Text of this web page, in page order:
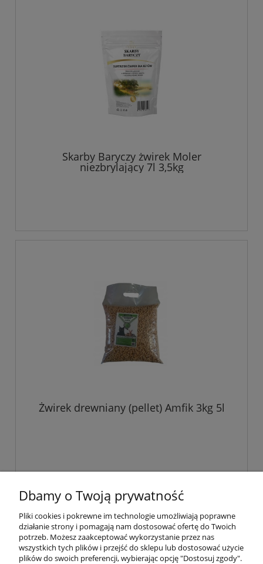
Skarby Baryczy żwirek Moler
niezbrylający 7l 3,5kg
Żwirek drewniany (pellet) Amfik 3kg 5l
« 1 2 »
Pomoc
Moje konto
Dbamy o Twoją prywatność
Pliki cookies i pokrewne im technologie umożliwiają poprawne
działanie strony i pomagają nam dostosować ofertę do Twoich
potrzeb. Możesz zaakceptować wykorzystanie przez nas
wszystkich tych plików i przejść do sklepu lub dostosować użycie
plików do swoich preferencji, wybierając opcję "Dostosuj zgody".